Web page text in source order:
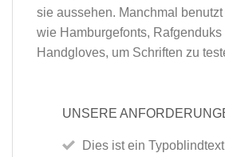
sie aussehen. Manchmal benutzt
wie Hamburgefonts, Rafgenduks
Handgloves, um Schriften zu
UNSERE
Dies ist ein